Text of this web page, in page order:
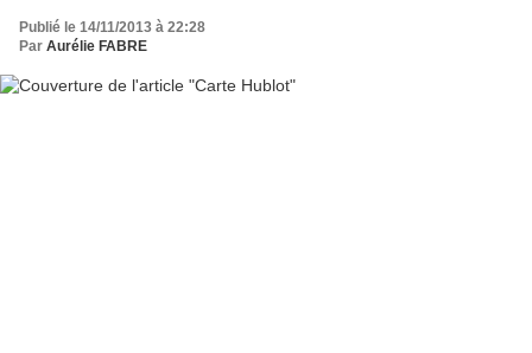
Publié le 14/11/2013 à 22:28
Par Aurélie FABRE